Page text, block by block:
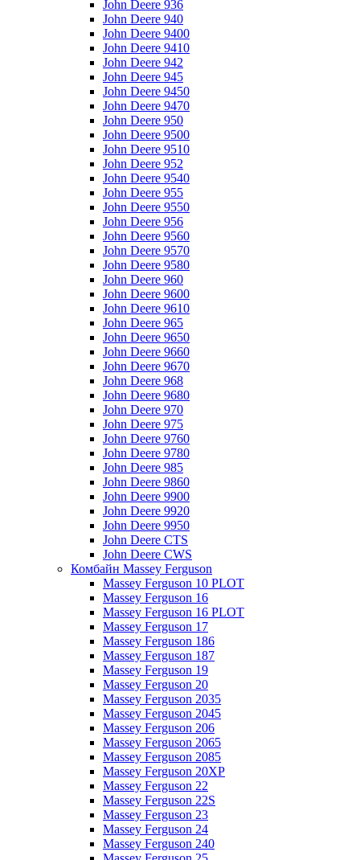
John Deere 936
John Deere 940
John Deere 9400
John Deere 9410
John Deere 942
John Deere 945
John Deere 9450
John Deere 9470
John Deere 950
John Deere 9500
John Deere 9510
John Deere 952
John Deere 9540
John Deere 955
John Deere 9550
John Deere 956
John Deere 9560
John Deere 9570
John Deere 9580
John Deere 960
John Deere 9600
John Deere 9610
John Deere 965
John Deere 9650
John Deere 9660
John Deere 9670
John Deere 968
John Deere 9680
John Deere 970
John Deere 975
John Deere 9760
John Deere 9780
John Deere 985
John Deere 9860
John Deere 9900
John Deere 9920
John Deere 9950
John Deere CTS
John Deere CWS
Комбайн Massey Ferguson
Massey Ferguson 10 PLOT
Massey Ferguson 16
Massey Ferguson 16 PLOT
Massey Ferguson 17
Massey Ferguson 186
Massey Ferguson 187
Massey Ferguson 19
Massey Ferguson 20
Massey Ferguson 2035
Massey Ferguson 2045
Massey Ferguson 206
Massey Ferguson 2065
Massey Ferguson 2085
Massey Ferguson 20XP
Massey Ferguson 22
Massey Ferguson 22S
Massey Ferguson 23
Massey Ferguson 24
Massey Ferguson 240